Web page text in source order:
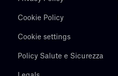
Cookie Policy
Cookie settings
Policy Salute e Sicurezza